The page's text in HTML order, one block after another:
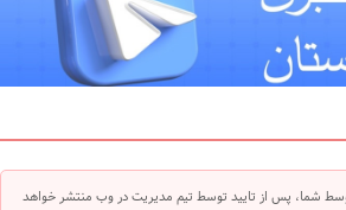
پس از تایید توسط تیم مدیریت در وب منتشر خواهد